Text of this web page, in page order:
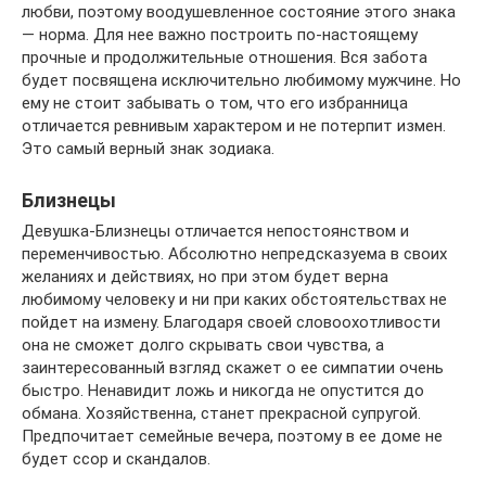
любви, поэтому воодушевленное состояние этого знака
— норма. Для нее важно построить по-настоящему
прочные и продолжительные отношения. Вся забота
будет посвящена исключительно любимому мужчине. Но
ему не стоит забывать о том, что его избранница
отличается ревнивым характером и не потерпит измен.
Это самый верный знак зодиака.
Близнецы
Девушка-Близнецы отличается непостоянством и
переменчивостью. Абсолютно непредсказуема в своих
желаниях и действиях, но при этом будет верна
любимому человеку и ни при каких обстоятельствах не
пойдет на измену. Благодаря своей словоохотливости
она не сможет долго скрывать свои чувства, а
заинтересованный взгляд скажет о ее симпатии очень
быстро. Ненавидит ложь и никогда не опустится до
обмана. Хозяйственна, станет прекрасной супругой.
Предпочитает семейные вечера, поэтому в ее доме не
будет ссор и скандалов.